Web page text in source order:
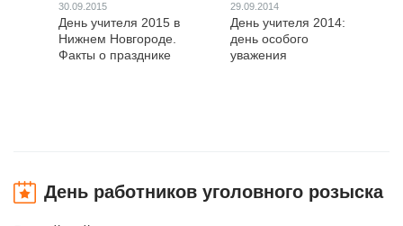
30.09.2015
День учителя 2015 в
Нижнем Новгороде.
Факты о празднике
29.09.2014
День учителя 2014:
день особого
уважения
День работников уголовного розыска